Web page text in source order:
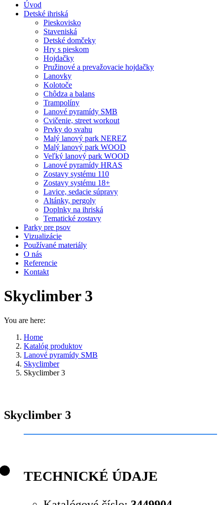
Úvod
Detské ihriská
Pieskovisko
Staveniská
Detské domčeky
Hry s pieskom
Hojdačky
Pružinové a prevažovacie hojdačky
Lanovky
Kolotoče
Chôdza a balans
Trampolíny
Lanové pyramídy SMB
Cvičenie, street workout
Prvky do svahu
Malý lanový park NEREZ
Malý lanový park WOOD
Veľký lanový park WOOD
Lanové pyramídy HRAS
Zostavy systému 110
Zostavy systému 18+
Lavice, sedacie súpravy
Altánky, pergoly
Doplnky na ihriská
Tematické zostavy
Parky pre psov
Vizualizácie
Používané materiály
O nás
Referencie
Kontakt
Skyclimber 3
You are here:
Home
Katalóg produktov
Lanové pyramídy SMB
Skyclimber
Skyclimber 3
Skyclimber 3
TECHNICKÉ ÚDAJE